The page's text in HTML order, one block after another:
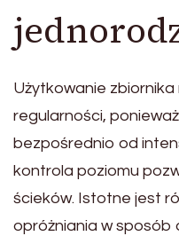
Użytkowanie
regularności,
bezpośrednio od
kontrola poziomu
ścieków. Istotne jest
opróżniania w